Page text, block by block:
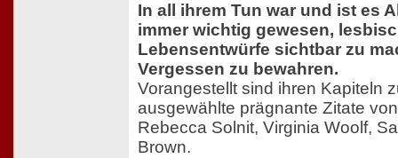
In all ihrem Tun war und ist es
immer wichtig gewesen,
Lebensentwürfe sichtbar zu
Vergessen zu bewahren.
Vorangestellt sind ihren Kapiteln
ausgewählte prägnante Zitate
Rebecca Solnit, Virginia Woolf,
Brown.